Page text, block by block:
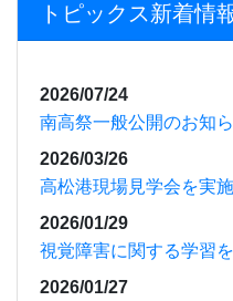
トピックス新着情
2026/07/24
南高祭一般公開のお知
2026/03/26
高松港現場見学会を実
2026/01/29
視覚障害に関する学習
2026/01/27